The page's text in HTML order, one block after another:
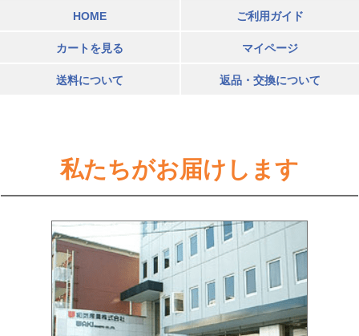
HOME ご利用ガイド
カートを見る マイページ
送料について 返品・交換について
私たちがお届けします